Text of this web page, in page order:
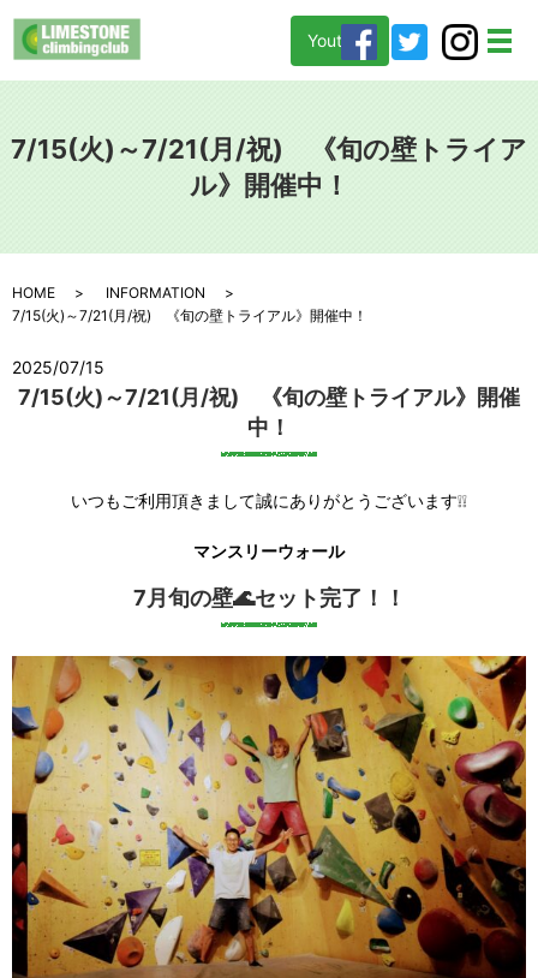
メ
Youtube
7/15(火)～7/21(月/祝) 《旬の壁トライア
ル》開催中！
HOME
INFORMATION
7/15(火)～7/21(月/祝) 《旬の壁トライアル》開催中！
2025/07/15
7/15(火)～7/21(月/祝) 《旬の壁トライアル》開催
中！
いつもご利用頂きまして誠にありがとうございます❕❕
マンスリーウォール
7月旬の壁🌊セット完了！！